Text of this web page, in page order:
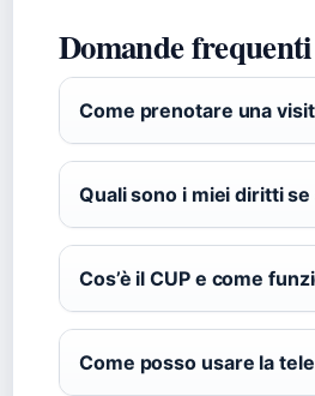
Domande frequenti
Come prenotare una
Quali sono i miei diritti
Cos’è il CUP e come
Come posso usare la